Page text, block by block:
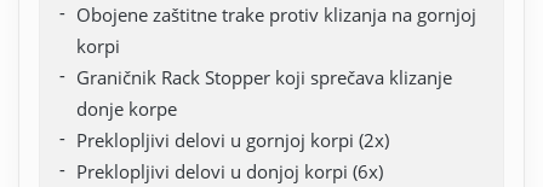
Obojene zaštitne trake protiv klizanja na gornjoj
korpi
Graničnik Rack Stopper koji sprečava klizanje
donje korpe
Preklopljivi delovi u gornjoj korpi (2x)
Preklopljivi delovi u donjoj korpi (6x)